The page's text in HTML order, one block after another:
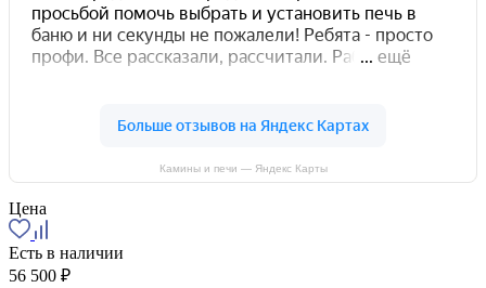
Камины и печи — Яндекс Карты
Цена
Есть в наличии
56 500 ₽